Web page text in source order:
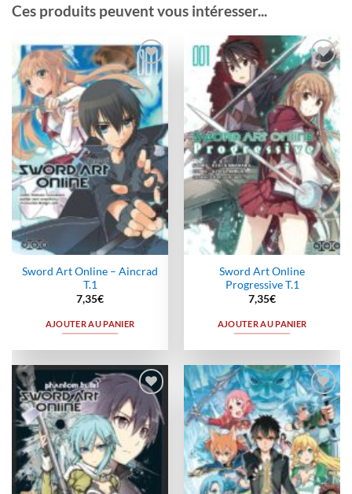
Ces produits peuvent vous intéresser...
Ajouter
à la
wishlist
Sword Art Online – Aincrad
T.1
7,35€
AJOUTER AU PANIER
Ajouter
à la
wishlist
Sword Art Online
Progressive T.1
7,35€
AJOUTER AU PANIER
Ajouter
à la
wishlist
Ajouter
à la
wishlist